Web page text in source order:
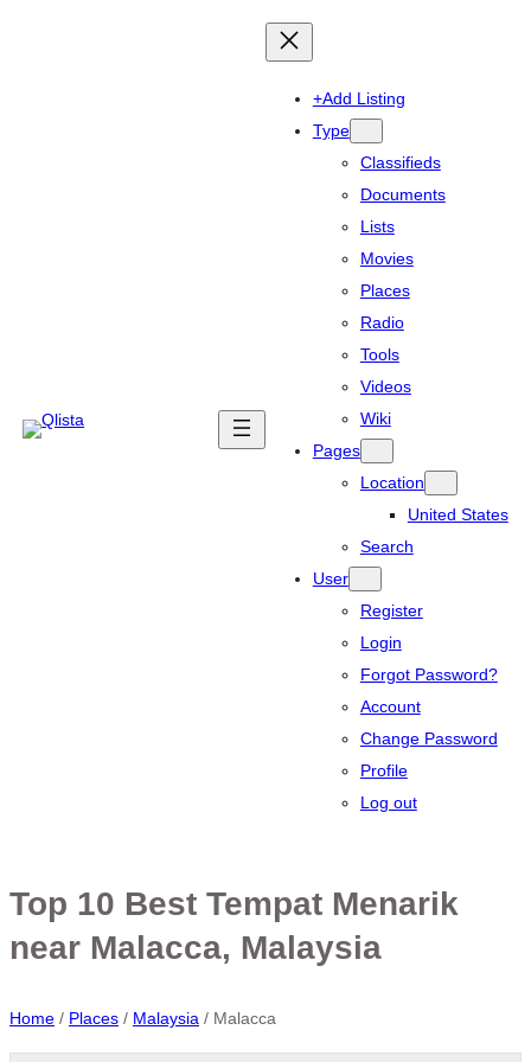
+Add Listing
Type
Classifieds
Documents
Lists
Movies
Places
Radio
Tools
Videos
Wiki
Pages
Location
United States
Search
User
Register
Login
Forgot Password?
Account
Change Password
Profile
Log out
Top 10 Best Tempat Menarik
near Malacca, Malaysia
Home / Places / Malaysia / Malacca